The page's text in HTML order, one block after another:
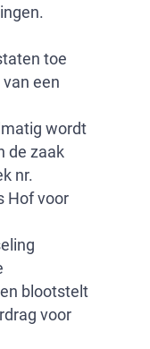
toe
een
wordt
de zaak
nr.
Hof voor
blootstelt
voor